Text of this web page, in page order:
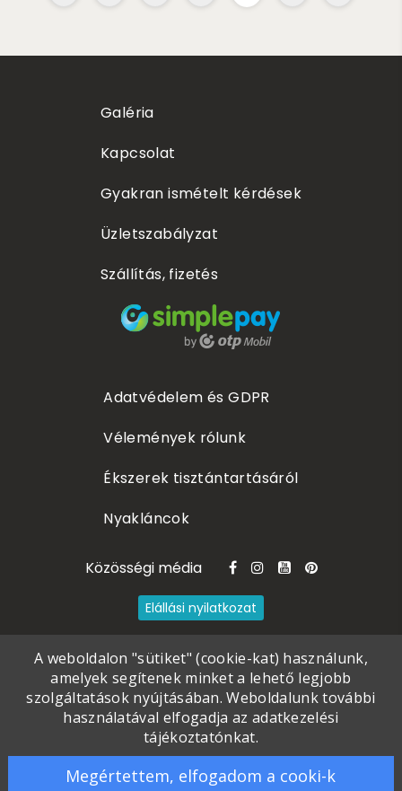
Galéria
Kapcsolat
Gyakran ismételt kérdések
Üzletszabályzat
Szállítás, fizetés
Adatvédelem és GDPR
Vélemények rólunk
Ékszerek tisztántartásáról
Nyakláncok
Közösségi média
Elállási nyilatkozat
Fülbevalók széles választékban
©2020 - 2026Poór Petra. All rights
reserved.Piercingneked.hu Webáruház
A weboldalon "sütiket" (cookie-kat) használunk,
amelyek segítenek minket a lehető legjobb
szolgáltatások nyújtásában. Weboldalunk további
használatával elfogadja az adatkezelési
tájékoztatónkat.
Megértettem, elfogadom a cooki-k